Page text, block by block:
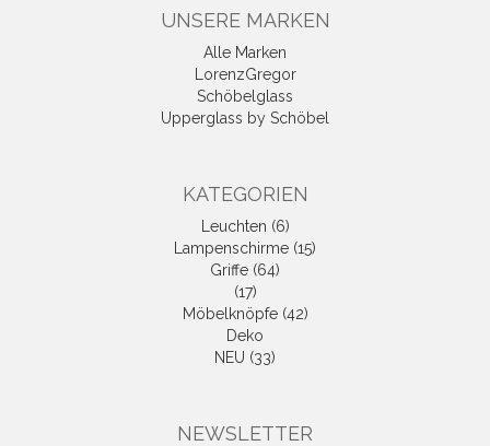
UNSERE MARKEN
Alle Marken
LorenzGregor
Schöbelglass
Upperglass by Schöbel
KATEGORIEN
Leuchten (6)
Lampenschirme (15)
Griffe (64)
(17)
Möbelknöpfe (42)
Deko
NEU (33)
NEWSLETTER